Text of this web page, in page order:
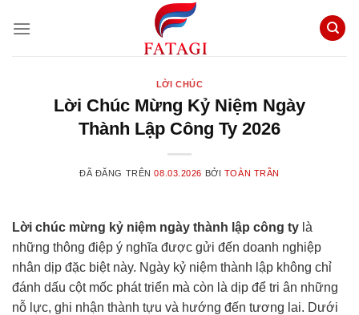
đến
LỜI CHÚC
Lời Chúc Mừng Kỷ Niệm Ngày
Thành Lập Công Ty 2026
ĐÃ ĐĂNG TRÊN08.03.2026 BỞI TOÀN TRẦN
Lời chúc mừng kỷ niệm ngày thành lập công ty là
những thông điệp ý nghĩa được gửi đến doanh nghiệp
nhân dịp đặc biệt này. Ngày kỷ niệm thành lập không chỉ
đánh dấu cột mốc phát triển mà còn là dịp để tri ân những
nỗ lực, ghi nhận thành tựu và hướng đến tương lai. Dưới